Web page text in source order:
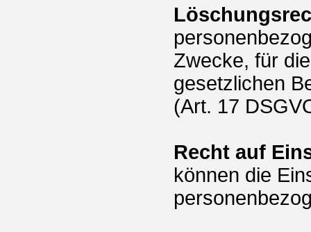
Zwecke, für
gesetzlichen
(Art. 17
Recht auf
können die